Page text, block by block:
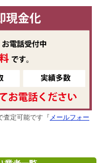
査定可能です『 メールフォー